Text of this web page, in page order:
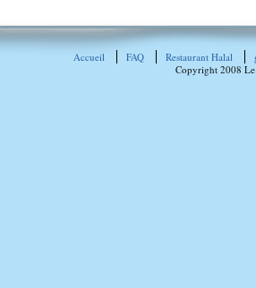
Accueil FAQ Restaurant Halal
Copyright 2008